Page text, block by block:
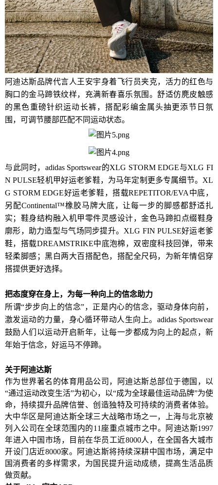
阿迪达斯品牌代言人王安宇身着飞行员夹克，活力的红色与
胸口的金马蹄铁纹样，充满新春喜乐氛围。舒适仿麂皮触感
的黑色重磅针织运动长裤，搭配彩编金属头抽更添节日氛
围，可调节腰部匹配不同运动状态。
与此同时，adidas Sportswear的XLG STORM EDGE与XLG FI
N PULSE轻机甲好运老爹鞋，为马年定制更多专属细节。XL
G STORM EDGE好运老爹鞋，搭载REPETITOR/EVA中底，
另配Continental™橡胶马牌大底，让每一步的脚感都舒适扎
实；鞋身结构融入机甲零件灵感设计，金色马蹄扣点缀鞋身
廓形，助力造型与气场同步提升。XLG FIN PULSE好运老爹
鞋，搭载DREAMSTRIKE中底泡棉，双密度科技回弹，带来
轻柔脚感；黑白两大百搭配色，搭配全尺码，为新年情侣穿
搭提供更好选择。
把态度穿在身上，为每一种向上的信念助力
所谓“步步向上的信念”，正是内心的信念，驱动身体向前，
激发运动的力量，身心循环带动人生向上。adidas Sportswear
鼓励人们以运动开启新年，让每一步都成为向上的起点，新
年始于信念，好运马不停蹄。
关于阿迪达斯
作为世界著名的体育用品公司，阿迪达斯总部位于德国，以
“通过运动改变生活”为初心，以“成为全球最佳运动品牌”为使
命，持续提升品牌信誉、创造独特及可持续的消费者体验。
大中华区是阿迪达斯全球三大战略市场之一，上海与北京被
列入公司在全球范围内的11座重点城市之中。阿迪达斯1997
年进入中国市场，目前在华员工近8000人，在全国各大城市
开设门店近8000家。阿迪达斯将持续深耕中国市场，满足中
国消费者的多样需求，为国民提升运动成绩，提高生活品质
做贡献。